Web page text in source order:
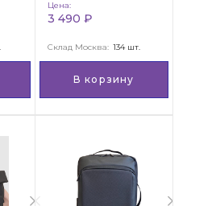
Цена:
3 490 ₽
Склад Москва: 134 шт.
В корзину